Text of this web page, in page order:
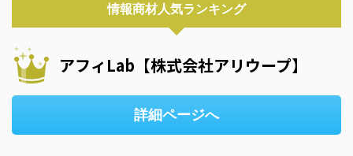
情報商材人気ランキング
アフィLab【株式会社アリウープ】
詳細ページへ